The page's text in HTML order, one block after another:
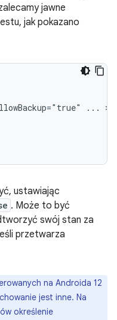
jawne
jak pokazano
...
ustawiając
. Może to być
swój stan za
przetwarza
na Androida 12
jest inne. Na
określenie